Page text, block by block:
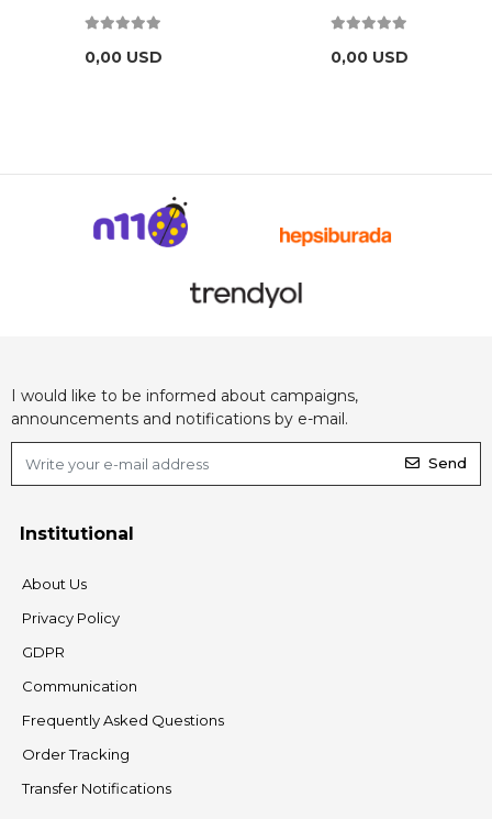
0,00 USD 0,00 USD
I would like to be informed about campaigns,
announcements and notifications by e-mail.
Send
Institutional
About Us
Privacy Policy
GDPR
Communication
Frequently Asked Questions
Order Tracking
Transfer Notifications